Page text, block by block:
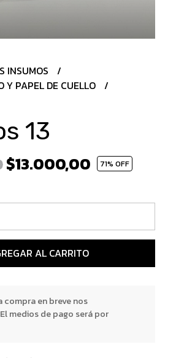
INSUMOS
Y PAPEL DE CUELLO
13
$13.000,00 71% OFF
AL CARRITO
compra en breve nos
medios de pago será por